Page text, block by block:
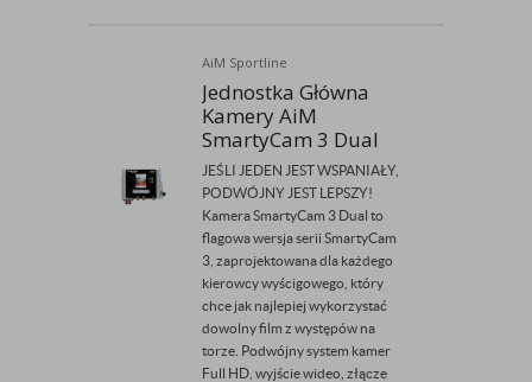
AiM Sportline
Jednostka Główna
Kamery AiM
SmartyCam 3 Dual
JEŚLI JEDEN JEST WSPANIAŁY,
PODWÓJNY JEST LEPSZY!
Kamera SmartyCam 3 Dual to
flagowa wersja serii SmartyCam
3, zaprojektowana dla każdego
kierowcy wyścigowego, który
chce jak najlepiej wykorzystać
dowolny film z występów na
torze. Podwójny system kamer
Full HD, wyjście wideo, złącze